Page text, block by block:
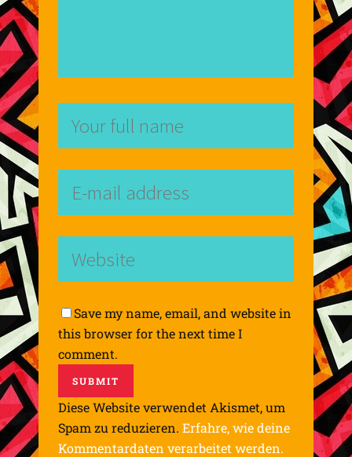
Save my name, email, and website in
this browser for the next time I
comment.
Diese Website verwendet Akismet, um
Spam zu reduzieren. Erfahre, wie deine
Kommentardaten verarbeitet werden.